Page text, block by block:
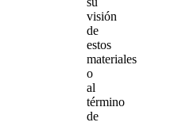
visión
de
estos
materiales
o
al
término
de